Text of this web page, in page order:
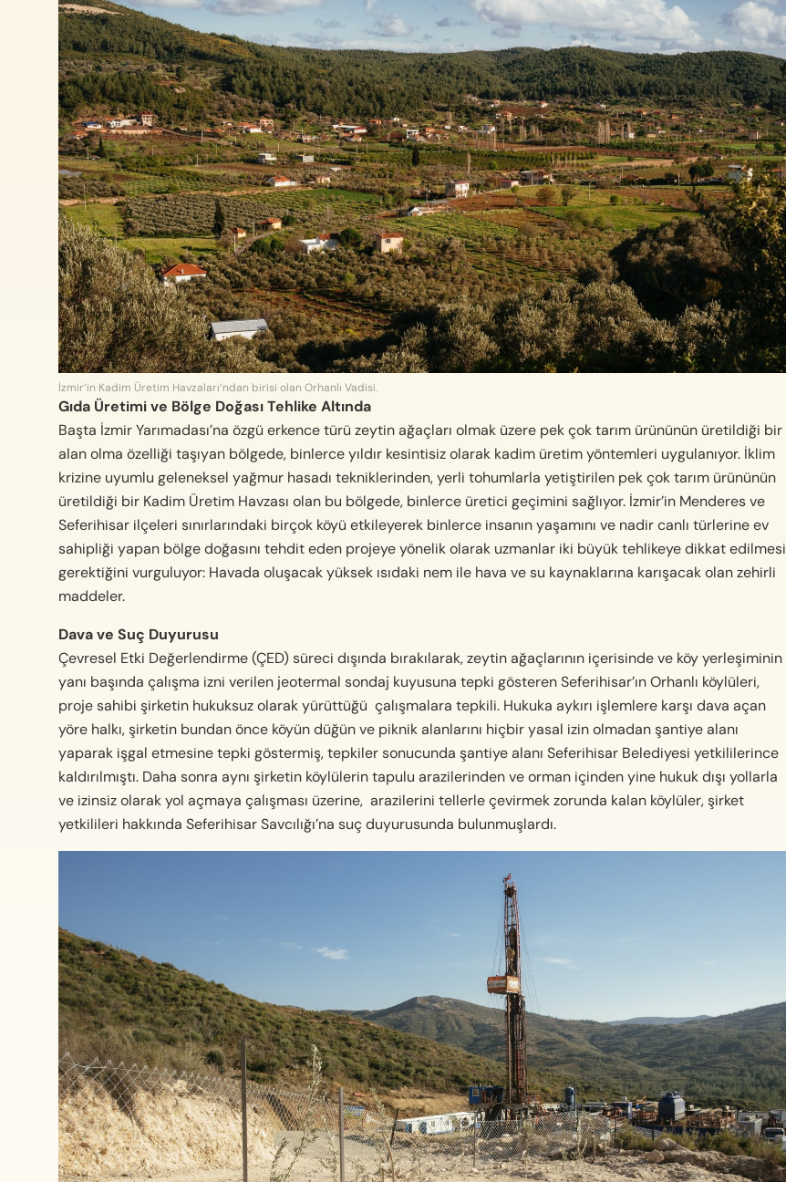
İzmir’in Kadim Üretim Havzaları’ndan birisi olan Orhanlı Vadisi.
Gıda Üretimi ve Bölge Doğası Tehlike Altında
Başta İzmir Yarımadası’na özgü erkence türü zeytin ağaçları olmak üzere pek çok tarım ürününün üretildiği bir
alan olma özelliği taşıyan bölgede, binlerce yıldır kesintisiz olarak kadim üretim yöntemleri uygulanıyor. İklim
krizine uyumlu geleneksel yağmur hasadı tekniklerinden, yerli tohumlarla yetiştirilen pek çok tarım ürününün
üretildiği bir Kadim Üretim Havzası olan bu bölgede, binlerce üretici geçimini sağlıyor. İzmir’in Menderes ve
Seferihisar ilçeleri sınırlarındaki birçok köyü etkileyerek binlerce insanın yaşamını ve nadir canlı türlerine ev
sahipliği yapan bölge doğasını tehdit eden projeye yönelik olarak uzmanlar iki büyük tehlikeye dikkat edilmesi
gerektiğini vurguluyor: Havada oluşacak yüksek ısıdaki nem ile hava ve su kaynaklarına karışacak olan zehirli
maddeler.
Dava ve Suç Duyurusu
Çevresel Etki Değerlendirme (ÇED) süreci dışında bırakılarak, zeytin ağaçlarının içerisinde ve köy yerleşiminin
yanı başında çalışma izni verilen jeotermal sondaj kuyusuna tepki gösteren Seferihisar’ın Orhanlı köylüleri,
proje sahibi şirketin hukuksuz olarak yürüttüğü çalışmalara tepkili. Hukuka aykırı işlemlere karşı dava açan
yöre halkı, şirketin bundan önce köyün düğün ve piknik alanlarını hiçbir yasal izin olmadan şantiye alanı
yaparak işgal etmesine tepki göstermiş, tepkiler sonucunda şantiye alanı Seferihisar Belediyesi yetkililerince
kaldırılmıştı. Daha sonra aynı şirketin köylülerin tapulu arazilerinden ve orman içinden yine hukuk dışı yollarla
ve izinsiz olarak yol açmaya çalışması üzerine, arazilerini tellerle çevirmek zorunda kalan köylüler, şirket
yetkilileri hakkında Seferihisar Savcılığı’na suç duyurusunda bulunmuşlardı.